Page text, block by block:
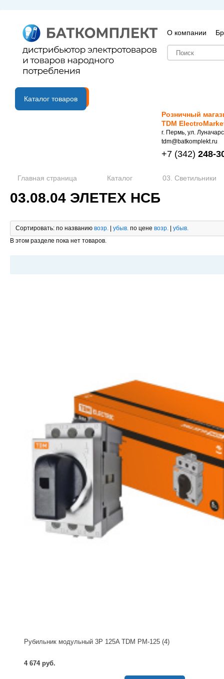
О компании
B2B портал
Каталог товаров
Розничный
TDM
г. Пермь, ул.
tdm@batkomplekt.ru
+7 (342) 248-
Главная страница Каталог 03. Светильники
03.08.04 ЭЛЕТЕХ НСБ
Сортировать: по названию возр. | убыв. по цене возр. | убыв.
В этом разделе пока нет товаров.
Рубильник модульный 3P 125A TDM РМ-125 (4)
4 674 руб.